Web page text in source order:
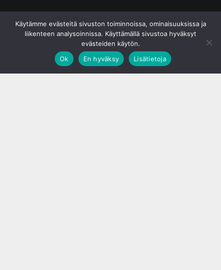
Käytämme evästeitä sivuston toiminnoissa, ominaisuuksissa ja
liikenteen analysoinnissa. Käyttämällä sivustoa hyväksyt
evästeiden käytön.
Ok
En hyväksy Lisätietoja